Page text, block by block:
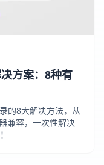
方案：8种有
的8大解决方法，从
兼容，一次性解决